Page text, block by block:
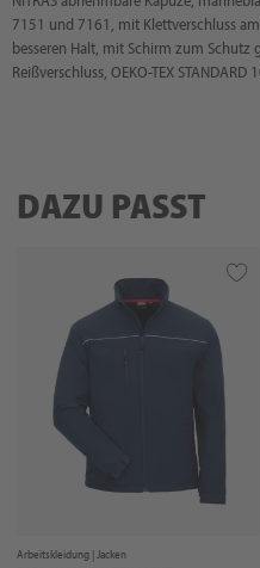
7151 und 7161, mit Klettverschluss
besseren Halt, mit Schirm zum Schutz
Reißverschluss, OEKO-TEX STANDARD
DAZU PASST
Arbeitskleidung |Jacken